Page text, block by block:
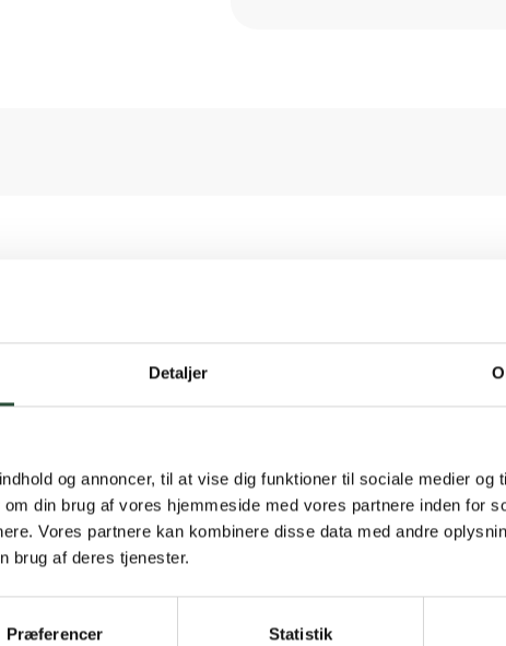
Detaljer
og annoncer, til at vise dig funktioner til sociale medier og
din brug af vores hjemmeside med vores partnere inden for
Vores partnere kan kombinere disse data med andre
brug af deres tjenester.
Præferencer Statistik
Gratis fragt over
Personlig
Få hjælp til din webordre på: